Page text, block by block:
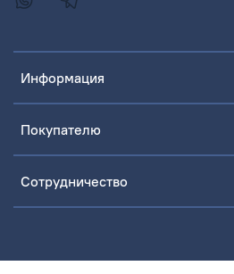
Информация
Покупателю
Сотрудничество